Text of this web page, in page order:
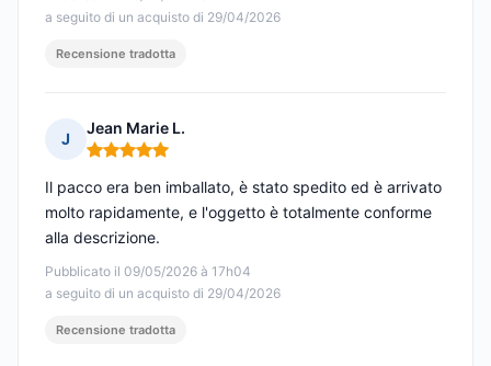
a seguito di un acquisto di 29/04/2026
Recensione tradotta
J
Jean Marie L.
Nota: 5 su 5
Pubblicato il 09/05/2026 à 17h04
a seguito di un acquisto di 29/04/2026
Il pacco era ben imballato, è stato spedito ed è arrivato
molto rapidamente, e l'oggetto è totalmente conforme
alla descrizione.
Recensione tradotta